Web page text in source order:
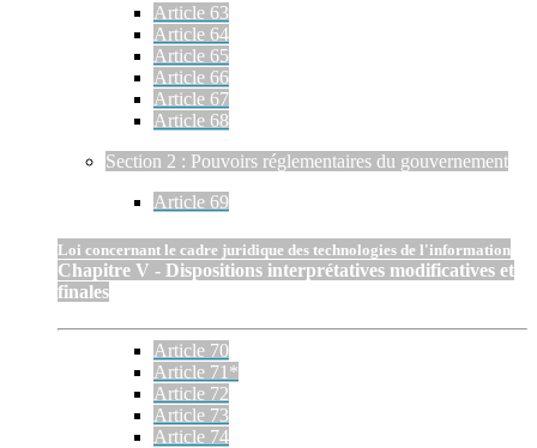
Article 63
Article 64
Article 65
Article 66
Article 67
Article 68
Section 2 : Pouvoirs réglementaires du gouvernement
Article 69
Loi concernant le cadre juridique des technologies de l'information
Chapitre V - Dispositions interprétatives modificatives et
finales
Article 70
Article 71*
Article 72
Article 73
Article 74